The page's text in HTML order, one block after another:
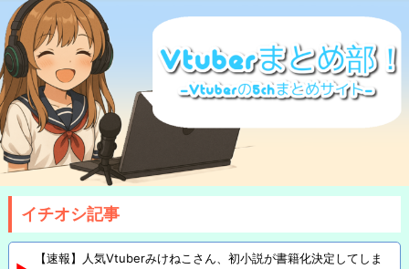
イチオシ記事
【速報】人気Vtuberみけねこさん、初小説が書籍化決定してしま